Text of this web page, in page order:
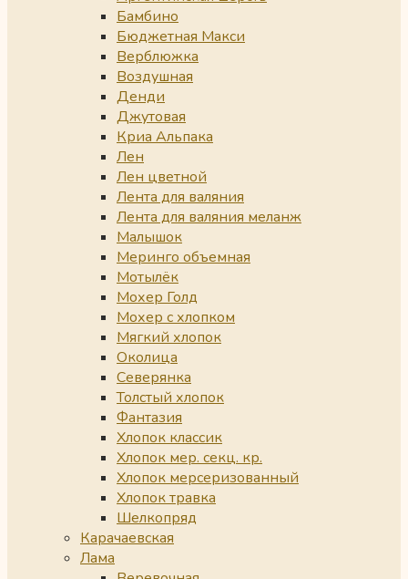
Бамбино
Бюджетная Макси
Верблюжка
Воздушная
Денди
Джутовая
Криа Альпака
Лен
Лен цветной
Лента для валяния
Лента для валяния меланж
Малышок
Меринго объемная
Мотылёк
Мохер Голд
Мохер с хлопком
Мягкий хлопок
Околица
Северянка
Толстый хлопок
Фантазия
Хлопок классик
Хлопок мер. секц. кр.
Хлопок мерсеризованный
Хлопок травка
Шелкопряд
Карачаевская
Лама